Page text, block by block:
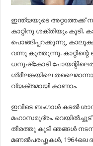
ഇന്ത്യയുടെ അറ്റത്തേക്ക്
കാറ്റിനു ശക്തിയും കൂടി.
പൊങ്ങിപ്പറക്കുന്നു,
വന്നു കുത്തുന്നു.
ധനുഷ്‌കോടി
ശ്രീലങ്കയിലെ
വ്യക്തമായി കാണാം.
ഇവിടെ ബംഗാള്‍ കടല്‍
മഹാസമുദ്രം.
തീരത്തു കൂടി ഞങ്ങള്‍
മണല്‍പരപ്പുകള്‍, 1964ലെ